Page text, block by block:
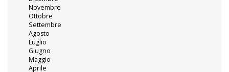
Novembre
Ottobre
Settembre
Agosto
Luglio
Giugno
Maggio
Aprile